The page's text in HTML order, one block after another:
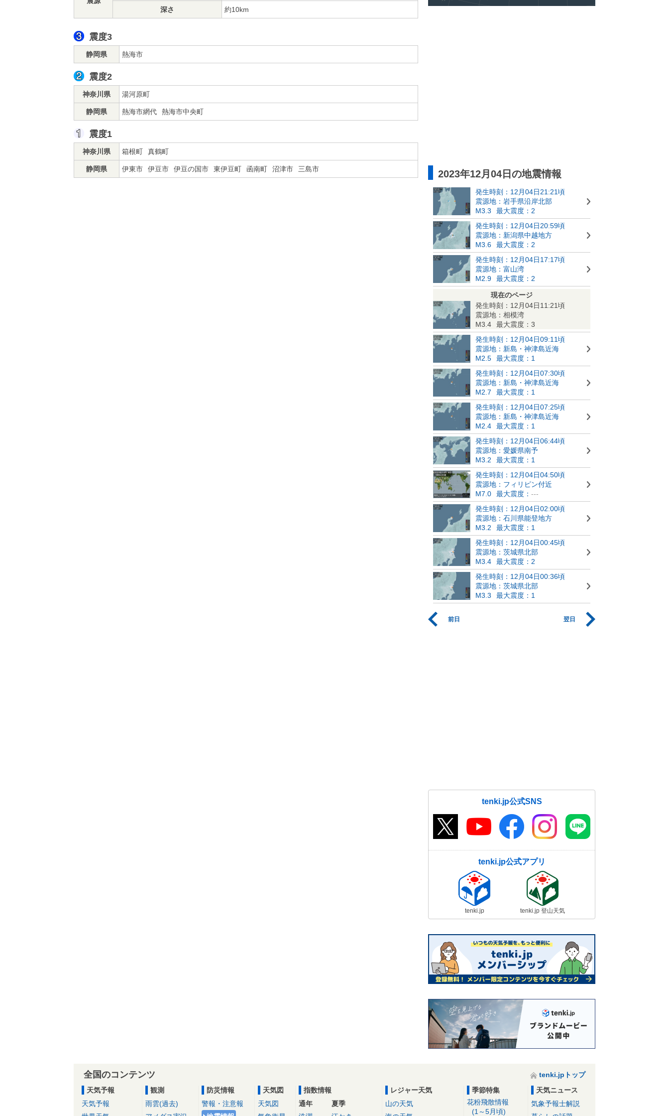
深さ
約10km
震度3
静岡県 熱海市
震度2
神奈川県 湯河原町
静岡県 熱海市網代 熱海市中央町
震度1
神奈川県 箱根町 真鶴町
静岡県 伊東市 伊豆市 伊豆の国市 東伊豆町 函南町 沼津市 三島市 2023年12月04日の地震情報
発生時刻：12月04日21:21頃
震源地：岩手県沿岸北部
M3.3
最大震度：2
発生時刻：12月04日20:59頃
震源地：新潟県中越地方
M3.6
最大震度：2
発生時刻：12月04日17:17頃
震源地：富山湾
M2.9
最大震度：2
現在のページ
発生時刻：12月04日11:21頃
震源地：相模湾
M3.4
最大震度：3
発生時刻：12月04日09:11頃
震源地：新島・神津島近海
M2.5
最大震度：1
発生時刻：12月04日07:30頃
震源地：新島・神津島近海
M2.7
最大震度：1
発生時刻：12月04日07:25頃
震源地：新島・神津島近海
M2.4
最大震度：1
発生時刻：12月04日06:44頃
震源地：愛媛県南予
M3.2
最大震度：1
発生時刻：12月04日04:50頃
震源地：フィリピン付近
M7.0
最大震度： ---
発生時刻：12月04日02:00頃
震源地：石川県能登地方
M3.2
最大震度：1
発生時刻：12月04日00:45頃
震源地：茨城県北部
M3.4
最大震度：2
発生時刻：12月04日00:36頃
震源地：茨城県北部
M3.3
最大震度：1
前日 翌日
tenki.jp公式SNS
tenki.jp公式アプリ
tenki.jp tenki.jp 登山天気
全国のコンテンツ
tenki.jpトップ
天気予報
天気予報
観測
雨雲(過去)
防災情報
警報・注意報
天気図
天気図
指数情報
通年
夏季
レジャー天気
山の天気
季節特集
花粉飛散情報
(1～5月頃)
天気ニュース
気象予報士解説